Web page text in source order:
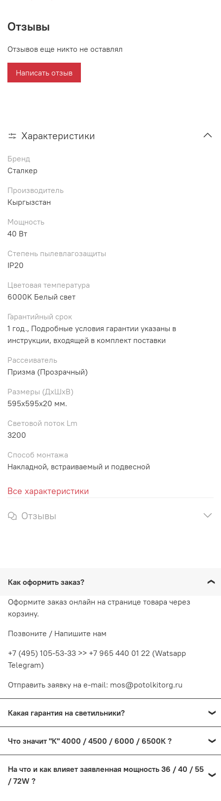
Отзывы
Отзывов еще никто не оставлял
Написать отзыв
Характеристики
Бренд
Сталкер
Производитель
Кыргызстан
Мощность
40 Вт
Степень пылевлагозащиты
IP20
Цветовая температура
6000K Белый свет
Гарантийный срок
1 год., Подробные условия гарантии указаны в
инструкции, входящей в комплект поставки
Рассеиватель
Призма (Прозрачный)
Размеры (ДхШхВ)
595х595х20 мм.
Световой поток Lm
3200
Способ монтажа
Накладной, встраиваемый и подвесной
Все характеристики
Отзывы
Как оформить заказ?
Оформите заказ онлайн на странице товара через
корзину.
Позвоните / Напишите нам
+7 (495) 105-53-33 >> +7 965 440 01 22 (Watsapp
Telegram)
Отправить заявку на e-mail: mos@potolkitorg.ru
Какая гарантия на светильники?
гарантия от производителя сроком от 1 года до 2-х.
Процесс возврата в данном случае производится
доставкой неисправного товара в на розничный
магазин в Москве. Если выявленную неисправность с
Что значит "К" 4000 / 4500 / 6000 / 6500К ?
3000к - теплый, даже можно написать "Горячий"
На что и как влияет заявленная мощность 36 / 40 / 55
/ 72W ?